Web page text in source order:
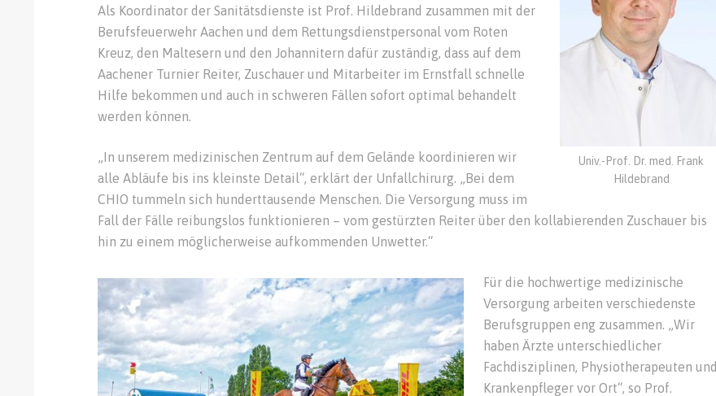
Univ.-Prof. Dr. med. Frank
Hildebrand
Als Koordinator der Sanitätsdienste ist Prof. Hildebrand zusammen mit der
Berufsfeuerwehr Aachen und dem Rettungsdienstpersonal vom Roten
Kreuz, den Maltesern und den Johannitern dafür zuständig, dass auf dem
Aachener Turnier Reiter, Zuschauer und Mitarbeiter im Ernstfall schnelle
Hilfe bekommen und auch in schweren Fällen sofort optimal behandelt
werden können.
„In unserem medizinischen Zentrum auf dem Gelände koordinieren wir
alle Abläufe bis ins kleinste Detail“, erklärt der Unfallchirurg. „Bei dem
CHIO tummeln sich hunderttausende Menschen. Die Versorgung muss im
Fall der Fälle reibungslos funktionieren – vom gestürzten Reiter über den kollabierenden Zuschauer bis
hin zu einem möglicherweise aufkommenden Unwetter.“
Für die hochwertige medizinische
Versorgung arbeiten verschiedenste
Berufsgruppen eng zusammen. „Wir
haben Ärzte unterschiedlicher
Fachdisziplinen, Physiotherapeuten und
Krankenpfleger vor Ort“, so Prof.